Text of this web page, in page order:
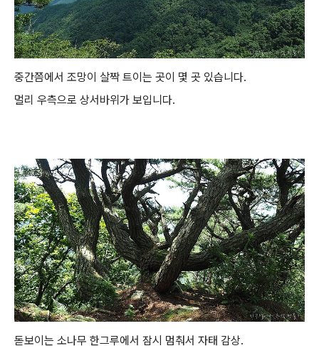
중간쯤에서 조망이 살짝 트이는 곳이 몇 곳 있습니다.
멀리 우측으로 상서바위가 보입니다.
돋보이는 소나무 한그루에서 잠시 멈춰서 자태 감상.